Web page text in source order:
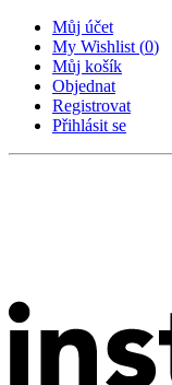
Můj účet
My Wishlist (0)
Můj košík
Objednat
Registrovat
Přihlásit se